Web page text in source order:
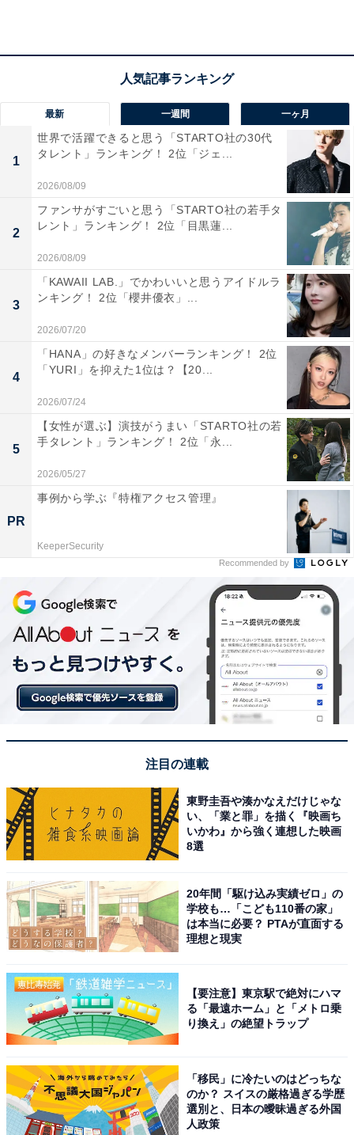
土、そして伝統行事である「なまはげ文化」を感じられ
る展示スペースなどもあり、訪れるだけで地域の魅力に
触れることができます。地元の海産物や特産品の品ぞろ
えも豊富で、旅のお土産探しにもぴったり。観光と食と
文化が融合した、充実度の高いスポットです。
回答者からは「男鹿の道の駅では新鮮な海鮮を購入でき
るから」（30代女性／秋田県）、「男鹿水族館に行った
ついでに行ってみたいから」（30代女性／広島県）、
「男鹿半島に近く、海や自然、なまはげ文化を感じられ
るエリアにあるのが魅力です。観光とグルメを一緒に楽
しめる立地で、ドライブの目的地としてもぴったりだと
思いました」（30代女性／愛知県）などのコメントがあ
りました。
1位：あきた港（秋田市）／34票
1位は「あきた港（秋田市）」でした。秋田市の「道の
駅 あきた港」は、日本海に面したベイエリアにあり、
「セリオン」の愛称で親しまれる展望タワーを中心に、
開放感あふれる観光施設が整備されています。地元産品
の販売はもちろん、秋田の海や港の景色を一望できる展
望室や、夜景スポットとしても人気。港町らしい活気と
風情が感じられ、買い物・グルメ・展望と三拍子そろっ
た魅力が訪れる人を惹きつけています。
回答者からは「年中無料の展望台に登って、秋田市内を
一望したいと思ったため」（50代男性／千葉県）、「ポ
ートタワー・セリオンという無料で見れる展望台があり
秋田を見回せるので行ってみたい」（20代女性／北海
たい」（30代男性／兵庫県）などのコメントがありまし
た。
この記事の筆者：坂上 恵
All About ニュースの編集者。オールアバウトに入社後、
最新 一週間 一ヶ月
1
世界で活躍できると思う「STARTO社の30代
タレント」ランキング！ 2位「ジェ...
2026/08/09
2
ファンサがすごいと思う「STARTO社の若手タ
レント」ランキング！ 2位「目黒蓮...
2026/08/09
3
「KAWAII LAB.」でかわいいと思うアイドルラ
ンキング！ 2位「櫻井優衣」...
2026/07/20
4
「HANA」の好きなメンバーランキング！ 2位
「YURI」を抑えた1位は？【20...
2026/07/24
5
【女性が選ぶ】演技がうまい「STARTO社の若
手タレント」ランキング！ 2位「永...
2026/05/27
PR
事例から学ぶ『特権アクセス管理』
KeeperSecurity
Recommended by
注目の連載
東野圭吾や湊かなえだけじゃな
い、「業と罪」を描く『映画ち
いかわ』から強く連想した映画
8選
20年間「駆け込み実績ゼロ」の
学校も…「こども110番の家」
は本当に必要？ PTAが直面する
理想と現実
【要注意】東京駅で絶対にハマ
る「最遠ホーム」と「メトロ乗
り換え」の絶望トラップ
「移民」に冷たいのはどっちな
のか？ スイスの厳格過ぎる学歴
選別と、日本の曖昧過ぎる外国
人政策